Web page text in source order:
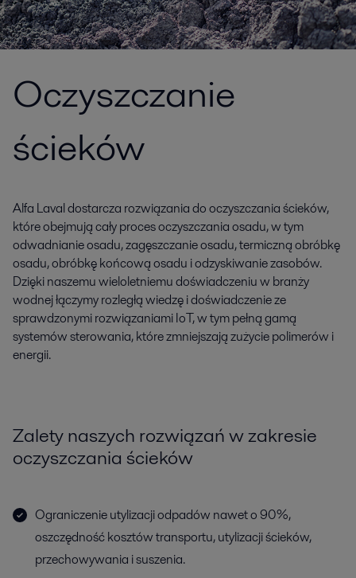
Oczyszczanie
ścieków
Alfa Laval dostarcza rozwiązania do oczyszczania ścieków,
które obejmują cały proces oczyszczania osadu, w tym
odwadnianie osadu, zagęszczanie osadu, termiczną obróbkę
osadu, obróbkę końcową osadu i odzyskiwanie zasobów.
Dzięki naszemu wieloletniemu doświadczeniu w branży
wodnej łączymy rozległą wiedzę i doświadczenie ze
sprawdzonymi rozwiązaniami IoT, w tym pełną gamą
systemów sterowania, które zmniejszają zużycie polimerów i
energii.
Zalety naszych rozwiązań w zakresie
oczyszczania ścieków
Ograniczenie utylizacji odpadów nawet o 90%,
oszczędność kosztów transportu, utylizacji ścieków,
przechowywania i suszenia.